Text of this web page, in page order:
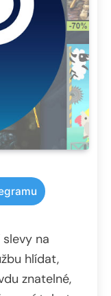
na
hlídat,
znatelné,